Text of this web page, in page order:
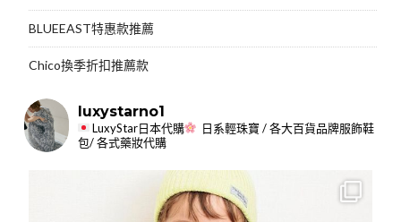
BLUEEAST特惠款推薦
Chico換季折扣推薦款
luxystarno1
LuxyStar日本代購
日系輕珠寶 / 各大百貨品牌服飾鞋
包/ 各式藥妝代購